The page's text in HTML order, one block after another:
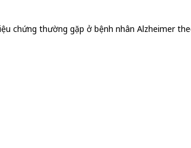
chứng thường gặp ở bệnh nhân Alzheimer